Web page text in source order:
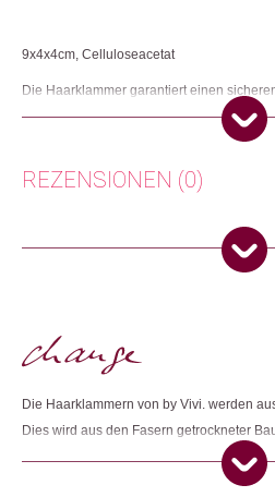
9x4x4cm, Celluloseacetat
Die Haarklammer garantiert einen
das Design jeder Klammer ist liebevoll
Artikelnummer: 111474.12
Weitere Produkte shoppen, die diesem
REZENSIONEN (0)
Es gibt noch keine Rezensionen.
Die Haarklammern von by Vivi. werden
Dies wird aus den Fasern getrockneter
somit 100% plastikfrei. Die Produktion
Partnerunternehmen in China statt. Um